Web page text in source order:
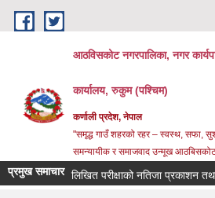
Skip to main content
आठविसकोट नगरपालिका, नगर
कार्यालय, रुकुम (पश्चिम)
कर्णाली प्रदेश, नेपाल
"समृद्ध गाउँ शहरको रहर – स्वस्थ, सफा,
समन्यायीक र समाजवाद उन्मूख
प्रमुख समाचारलिखित परीक्षाको नतिजा प्रकाशन तथा